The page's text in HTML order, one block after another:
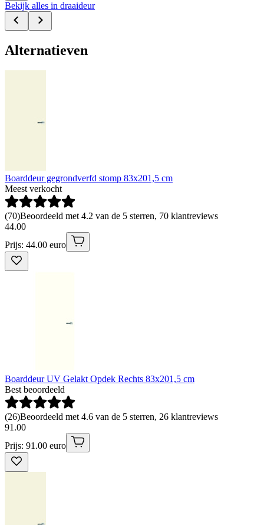
Bekijk alles in draaideur
Alternatieven
Boarddeur gegrondverfd stomp 83x201,5 cm
Meest verkocht
(70)Beoordeeld met 4.2 van de 5 sterren, 70 klantreviews
44.00
Prijs: 44.00 euro
Boarddeur UV Gelakt Opdek Rechts 83x201,5 cm
Best beoordeeld
(26)Beoordeeld met 4.6 van de 5 sterren, 26 klantreviews
91 .00
Prijs: 91.00 euro